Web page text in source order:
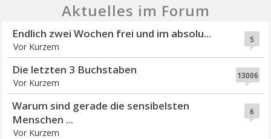
Aktuelles im Forum
5
Endlich zwei Wochen frei und im absolu...
Vor Kurzem
13006
Die letzten 3 Buchstaben
Vor Kurzem
6
Warum sind gerade die sensibelsten
Menschen ...
Vor Kurzem